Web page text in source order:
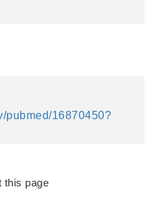
pubmed/16870450?
this page